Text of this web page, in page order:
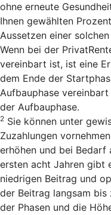
ohne erneute
Ihnen gewählten
Aussetzen einer
Wenn bei der
vereinbart ist, ist eine
dem Ende der
Aufbauphase
der Aufbauphase.
2 Sie können unter
Zuzahlungen
erhöhen und bei Bedarf
ersten acht Jahren gibt
niedrigen Beitrag und
der Beitrag langsam
der Phasen und die